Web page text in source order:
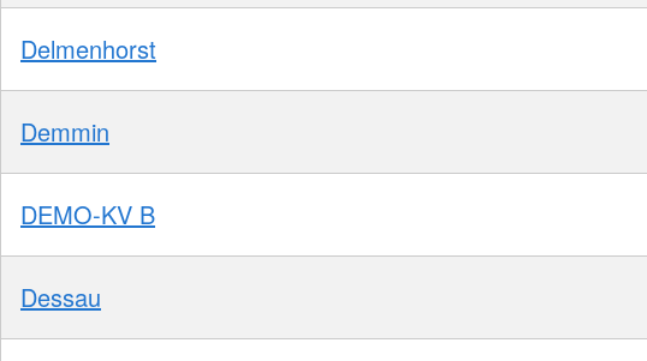
Delmenhorst
Demmin
DEMO-KV B
Dessau